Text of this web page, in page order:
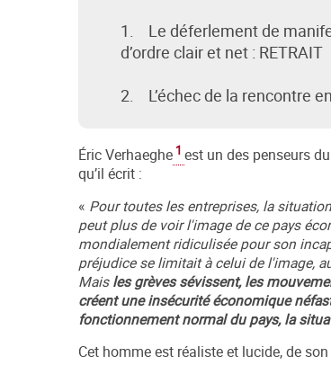
1. Le déferlement de
d’ordre clair et net : RETRAIT
2. L’échec de la rencontre
Éric Verhaeghe 1 est un des penseurs
qu’il écrit :
« Pour toutes les entreprises, la
peut plus de voir l'image de ce pays
mondialement ridiculisée pour son
préjudice se limitait à celui de l'image,
Maisles grèves sévissent, les
créent une insécurité économique
fonctionnement normal du pays, la
Cet homme est réaliste et lucide, de